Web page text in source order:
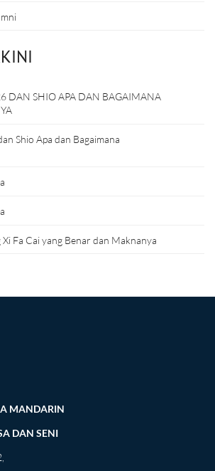
DAN SHIO APA DAN BAGAIMANA
Shio Apa dan Bagaimana
Xi Fa Cai yang Benar dan Maknanya
MANDARIN
DAN SENI